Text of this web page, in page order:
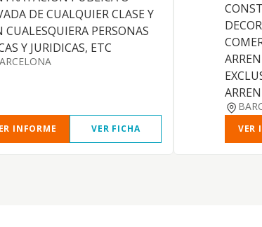
DE CUALQUIER CLASE Y
CUALESQUIERA PERSONAS
Y JURIDICAS, ETC
INFORME VER FICHA VER